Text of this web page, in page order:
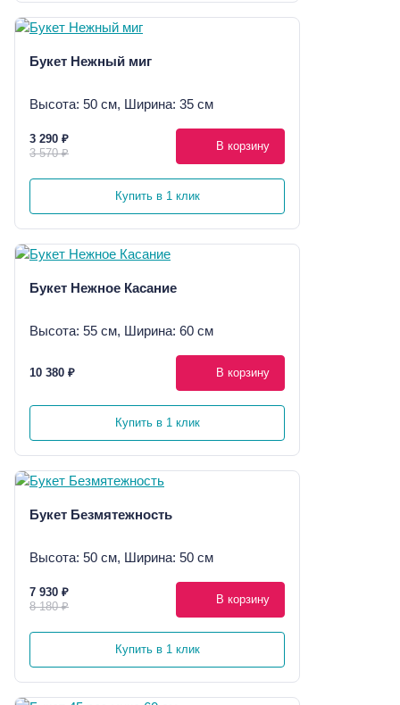
Букет Нежный миг
Высота: 50 см, Ширина: 35 см
3 290 ₽
3 570 ₽
В корзину
Купить в 1 клик
Букет Нежное Касание
Высота: 55 см, Ширина: 60 см
10 380 ₽ В корзину
Купить в 1 клик
Букет Безмятежность
Высота: 50 см, Ширина: 50 см
7 930 ₽
8 180 ₽
В корзину
Купить в 1 клик